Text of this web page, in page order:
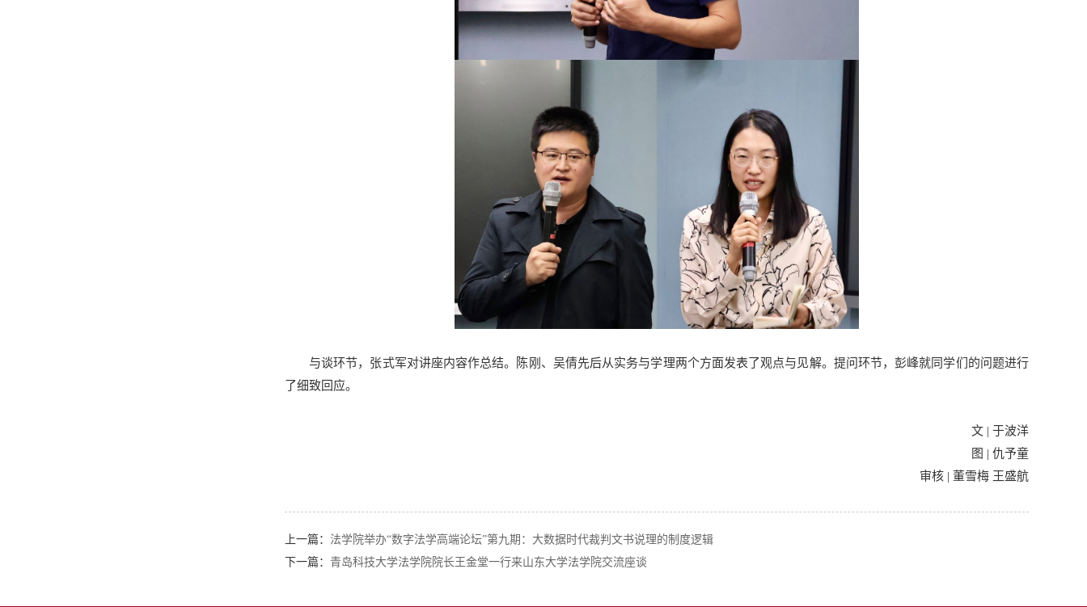
与谈环节，张式军对讲座内容作总结。陈刚、吴倩先后从实务与学理两个方面发表了观点与见解。提问环节，彭峰就同学们的问题进行
了细致回应。
文 | 于波洋
图 | 仇予童
审核 | 董雪梅 王盛航
上一篇： 法学院举办“数字法学高端论坛”第九期：大数据时代裁判文书说理的制度逻辑
下一篇： 青岛科技大学法学院院长王金堂一行来山东大学法学院交流座谈